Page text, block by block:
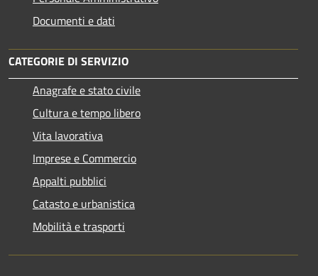
Documenti e dati
CATEGORIE DI SERVIZIO
Anagrafe e stato civile
Cultura e tempo libero
Vita lavorativa
Imprese e Commercio
Appalti pubblici
Catasto e urbanistica
Mobilità e trasporti